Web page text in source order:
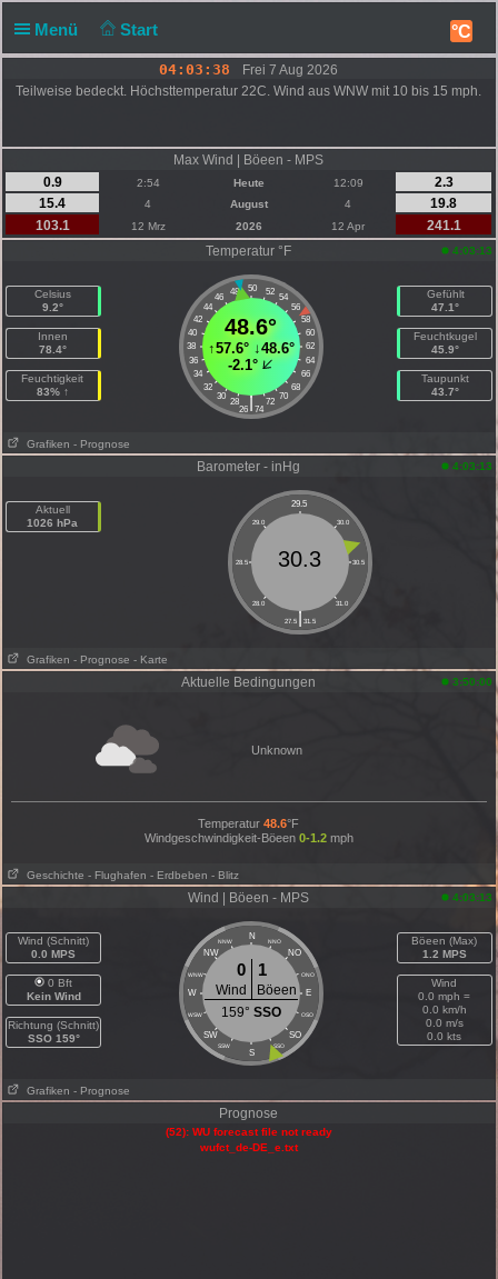
Menü Start °C
04:03:38
Frei 7 Aug 2026
Teilweise bedeckt. Höchsttemperatur 22C. Wind aus WNW mit 10 bis 15 mph.
Max Wind | Böeen - MPS
0.9
2:54 Heute 12:09
2.3
15.4
4 August 4
19.8
103.1
12 Mrz 2026 12 Apr
241.1
Temperatur °F
4:03:13
Celsius
9.2°
Innen
78.4°
Feuchtigkeit
83% ↑
50
48 52
46
54
44
56
42
58
40
60
38
62
36
64
34
66
32
68
30
70
28 72
|
26 74
48.6°
↑57.6°↓48.6°
-2.1°
Gefühlt
47.1°
Feuchtkugel
45.9°
Taupunkt
43.7°
Grafiken - Prognose
Barometer - inHg 4:03:13
Aktuell
1026 hPa
29.5
29.0 30.0
28.5 30.5
28.0 31.0
|
27.5 31.5
30.3
Grafiken - Prognose - Karte
Aktuelle Bedingungen 3:50:00
Unknown
Temperatur48.6°F
Windgeschwindigkeit-Böeen 0-1.2mph
Geschichte - Flughafen - Erdbeben - Blitz
Wind | Böeen - MPS 4:03:13
Wind (Schnitt)
0.0 MPS
0 Bft
Kein Wind
Richtung (Schnitt)
SSO 159°
N
NNW NNO
NW NO
WNW ONO
W E
WSW OSO
SW SO
SSW SSO
S
0 1
Wind
Böeen
159° SSO
Böeen (Max)
1.2 MPS
Wind
0.0 mph =
0.0 km/h
0.0 m/s
0.0 kts
Grafiken - Prognose
Prognose
(52): WU forecast file not ready
wufct_de-DE_e.txt